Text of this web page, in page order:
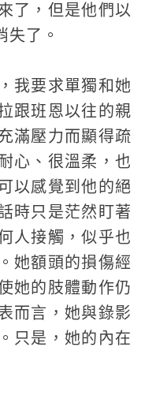
了，但是他們以
失了。
我要求單獨和她
跟班恩以往的親
滿壓力而顯得疏
心、很溫柔，也
以感覺到他的絕
時只是茫然盯著
人接觸，似乎也
她額頭的損傷經
她的肢體動作仍
而言，她與錄影
只是，她的內在